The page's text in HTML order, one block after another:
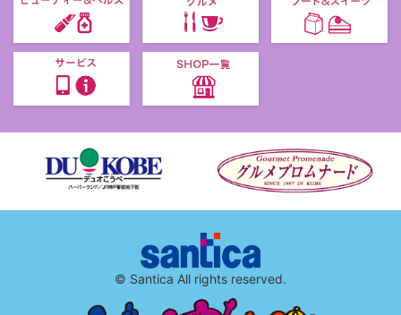
© Santica All rights reserved.